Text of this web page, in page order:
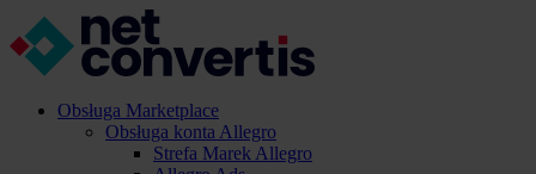
Obsługa Marketplace
Obsługa konta Allegro
Strefa Marek Allegro